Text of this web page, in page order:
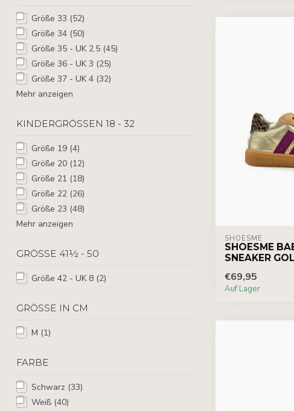
Größe 33 (52)
Größe 34 (50)
Größe 35 - UK 2.5 (45)
Größe 36 - UK 3 (25)
Größe 37 - UK 4 (32)
Mehr anzeigen
KINDERGRÖSSEN 18 - 32
Größe 19 (4)
Größe 20 (12)
Größe 21 (18)
Größe 22 (26)
Größe 23 (48)
Mehr anzeigen
GRÖSSE 41½ - 50
Größe 42 - UK 8 (2)
GRÖSSE IN CM
M (1)
FARBE
Schwarz (33)
Weiß (40)
SHOESME
SHOESME
SNEAKER
€69,95
Auf Lager